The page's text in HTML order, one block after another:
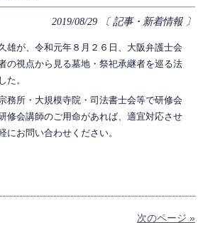
2019/08/29〔 記事・新着情報 〕
雄が、令和元年８月２６日、大阪弁護士会
の視点から見る墓地・祭祀承継者を巡る法
た。
務所・大規模寺院・司法書士会等で研修会
修会講師のご用命があれば、適宜対応させ
にお問い合わせください。
次のページ »